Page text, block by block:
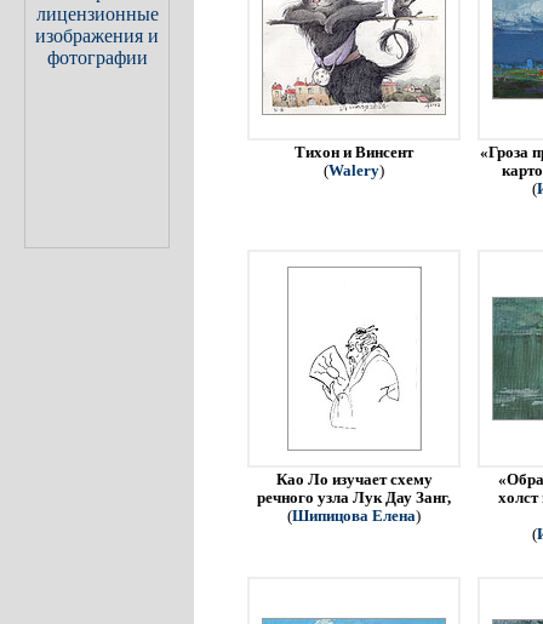
Тихон и Винсент
(Walery)
«Гроза
(
Као Ло изучает схему
речного узла Лук Дау Занг,
(Шипицова Елена)
холст
(